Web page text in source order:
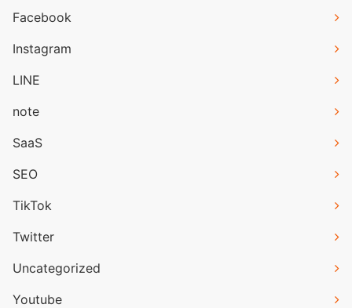
Facebook
Instagram
LINE
note
SaaS
SEO
TikTok
Twitter
Uncategorized
Youtube